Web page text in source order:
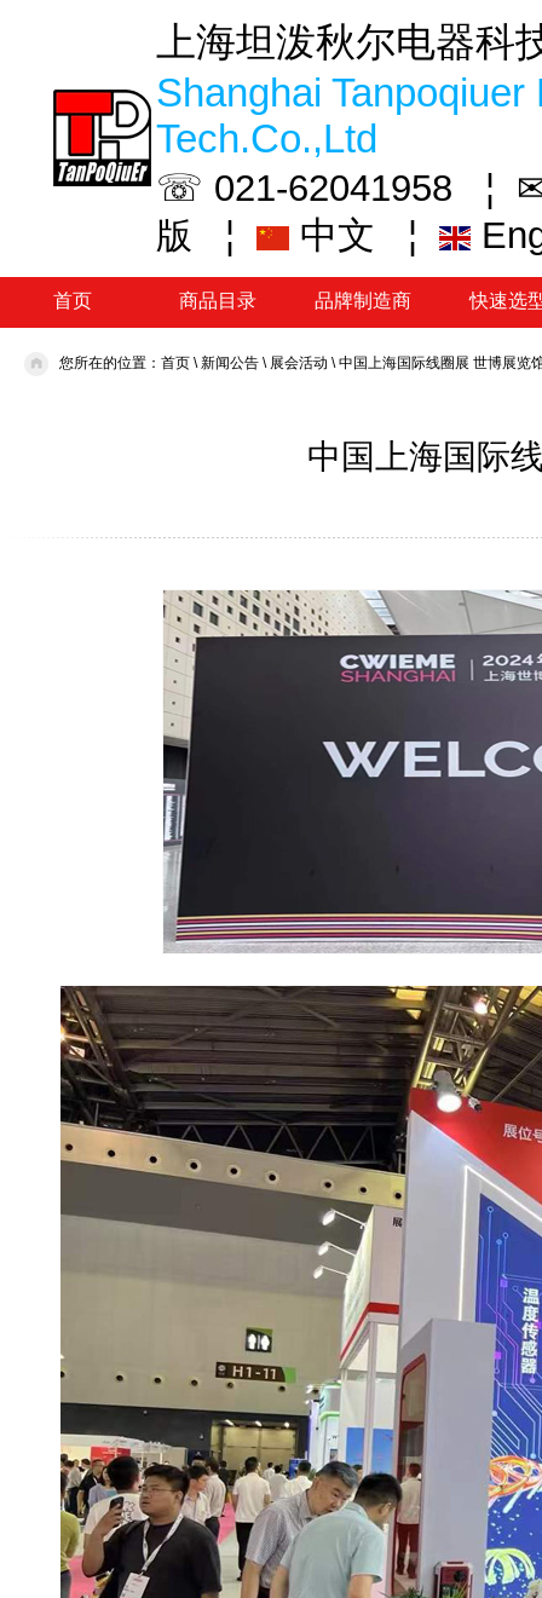
上海坦泼秋尔电器科
Shanghai
Tech.Co.,Ltd
☏ 021-62041958 ¦
版
¦ 中文 ¦
首页 商品目录 品牌制造商 快速选
您所在的位置： 首页 \新闻公告 \ 展会活动 \中国上海国际线圈展 世博展览
中国上海国际